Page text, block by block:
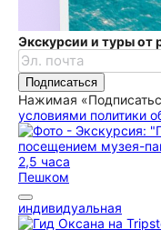
Экскурсии и туры от
Подписаться
Нажимая
условиями политики
2,5 часа
Пешком
индивидуальная